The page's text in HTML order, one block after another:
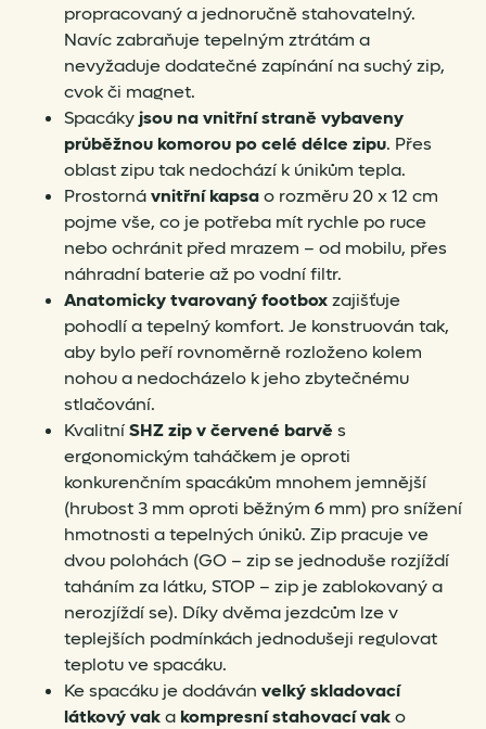
propracovaný a jednoručně stahovatelný.
Navíc zabraňuje tepelným ztrátám a
nevyžaduje dodatečné zapínání na suchý zip,
cvok či magnet.
Spacákyjsou na vnitřní straně vybaveny
průběžnou komorou po celé délce zipu. Přes
oblast zipu tak nedochází k únikům tepla.
Prostornávnitřní kapsao rozměru 20 x 12 cm
pojme vše, co je potřeba mít rychle po ruce
nebo ochránit před mrazem – od mobilu, přes
náhradní baterie až po vodní filtr.
Anatomicky tvarovaný footboxzajišťuje
pohodlí a tepelný komfort. Je konstruován tak,
aby bylo peří rovnoměrně rozloženo kolem
nohou a nedocházelo k jeho zbytečnému
stlačování.
KvalitníSHZ zip v červené barvě s
ergonomickým taháčkem je oproti
konkurenčním spacákům mnohem jemnější
(hrubost 3 mm oproti běžným 6 mm) pro snížení
hmotnosti a tepelných úniků. Zip pracuje ve
dvou polohách (GO – zip se jednoduše rozjíždí
taháním za látku, STOP – zip je zablokovaný a
nerozjíždí se). Díky dvěma jezdcům lze v
teplejších podmínkách jednodušeji regulovat
teplotu ve spacáku.
Ke spacáku je dodáván velký skladovací
látkový vaka kompresní stahovací vako